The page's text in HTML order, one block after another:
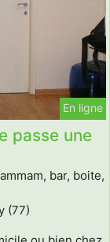
En ligne
passe une
bar, boite,
(77)